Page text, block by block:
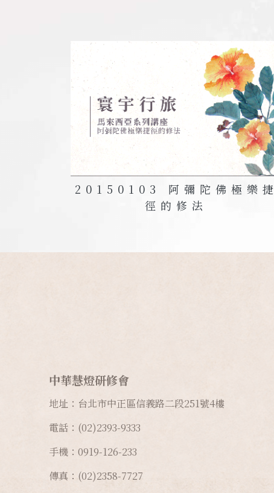
20150103 阿彌陀佛極樂捷
徑的修法
中華慧燈研修會
地址：台北市中正區信義路二段251號4樓
電話：(02)2393-9333
手機：0919-126-233
傳真：(02)2358-7727